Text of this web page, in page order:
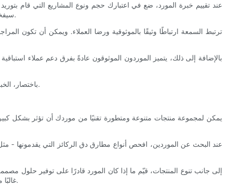
عند تقييم خبرة المورد، ضع في اعتبارك حجم ونوع المشاريع التي قام
سيفخر المورد ذو السمعة الطيبة بعرض أعماله السابقة، وقد يقدم شهادات أو قصص نجاح مفصلة توضح كيف ساهمت معداته في رفع كفاءة المشاريع.
ترتبط السمعة ارتباطًا وثيقًا بالموثوقية ورضا العملاء. ويمكن أن تكون
بالإضافة إلى ذلك، يتميز الموردون الموثوقون عادةً بفرق دعم عملاء
باختصار، الخبرة المقترنة بسمعة قوية عادة ما ترتبط بالخدمة الجديرة بالثقة والمعدات عالية الجودة، وهما ركيزتان أساسيتان يعتمد عليهما إنجاز المشروع بنجاح.
يمكن لمجموعة منتجات متنوعة ومتطورة تقنيًا من موردك أن تؤثر بشكل كبير
عند البحث عن الموردين، افحص أنواع مطارق دق الركائز التي يقدمونها -
إلى جانب تنوع المنتجات، قيّم ما إذا كان المورد قادرًا على توفير
غالبًا ما يستطيع الموردون الذين يمتلكون فرقًا فنية قوية التعاون مع مهندسيكم لتحسين اختيار المطارق ومعايير تشغيلها، مما يزيد الإنتاجية ويقلل التآكل.